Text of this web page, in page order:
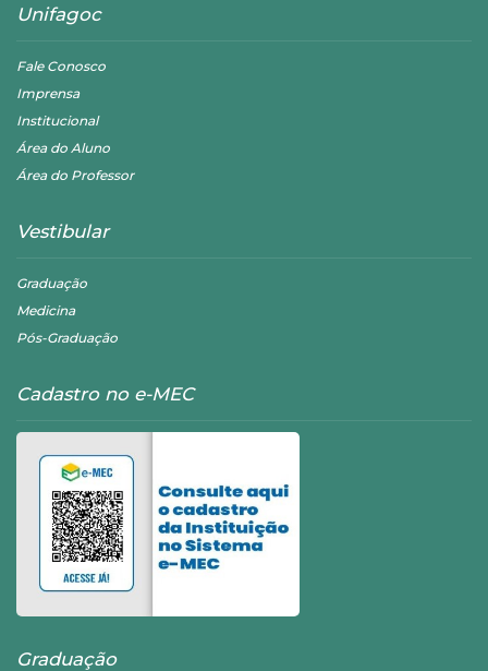
Unifagoc
Fale Conosco
Imprensa
Institucional
Área do Aluno
Área do Professor
Vestibular
Graduação
Medicina
Pós-Graduação
Cadastro no e-MEC
Graduação